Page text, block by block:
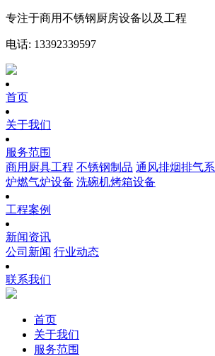
专注于商用不锈钢厨房设备以及工程
电话: 13392339597
首页
关于我们
服务范围
商用厨具工程 不锈钢制品 通风排烟排气
炉燃气炉设备 洗碗机烤箱设备
工程案例
新闻资讯
公司新闻 行业动态
联系我们
首页
关于我们
服务范围